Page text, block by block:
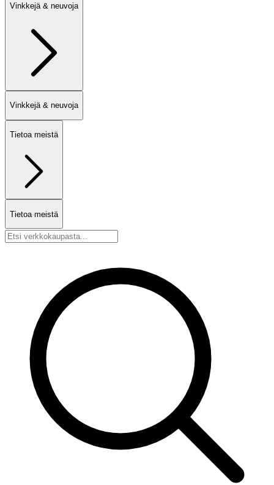
Vinkkejä & neuvoja
Vinkkejä & neuvoja
Tietoa meistä
Tietoa meistä